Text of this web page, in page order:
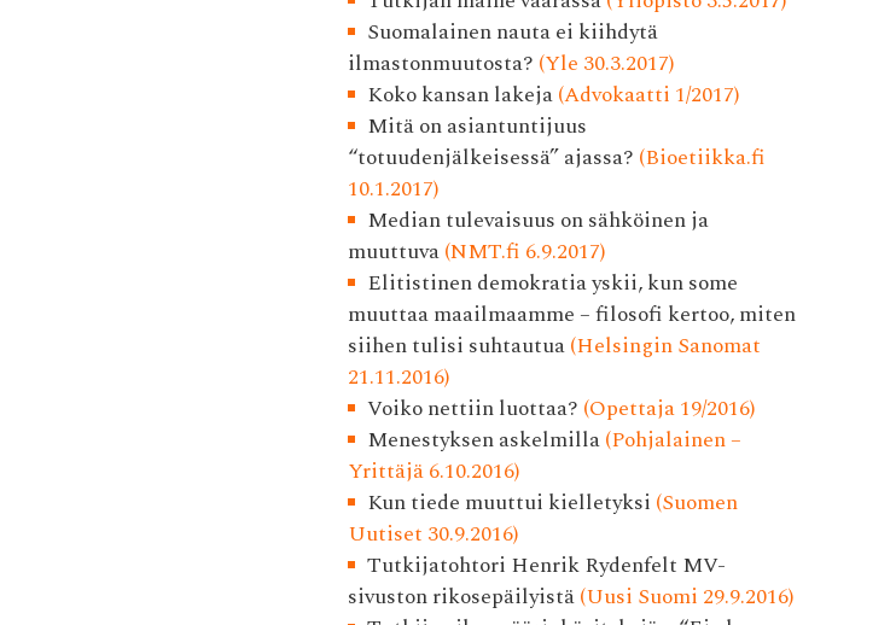
Suomalainen nauta ei kiihdytä
ilmastonmuutosta? (Yle 30.3.2017)
Koko kansan lakeja(Advokaatti 1/2017)
Mitä on asiantuntijuus
“totuudenjälkeisessä” ajassa? (Bioetiikka.fi
10.1.2017)
Median tulevaisuus on sähköinen ja
muuttuva(NMT.fi 6.9.2017)
Elitistinen demokratia yskii, kun some
muuttaa maailmaamme – filosofi kertoo, miten
siihen tulisi suhtautua(Helsingin Sanomat
21.11.2016)
Voiko nettiin luottaa? (Opettaja 19/2016)
Menestyksen askelmilla(Pohjalainen –
Yrittäjä 6.10.2016)
Kun tiede muuttui kielletyksi (Suomen
Uutiset 30.9.2016)
Tutkijatohtori Henrik Rydenfelt MV-
sivuston rikosepäilyistä(Uusi Suomi 29.9.2016)